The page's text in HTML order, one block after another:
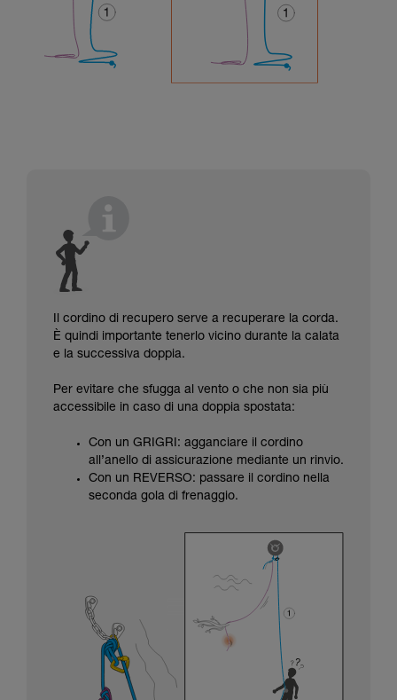
Il cordino di recupero serve a recuperare la corda.
È quindi importante tenerlo vicino durante la calata
e la successiva doppia.
Per evitare che sfugga al vento o che non sia più
accessibile in caso di una doppia spostata:
Con un GRIGRI: agganciare il cordino
all’anello di assicurazione mediante un rinvio.
Con un REVERSO: passare il cordino nella
seconda gola di frenaggio.